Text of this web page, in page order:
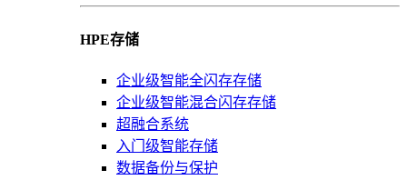
HPE存储
企业级智能全闪存存储
企业级智能混合闪存存储
超融合系统
入门级智能存储
数据备份与保护